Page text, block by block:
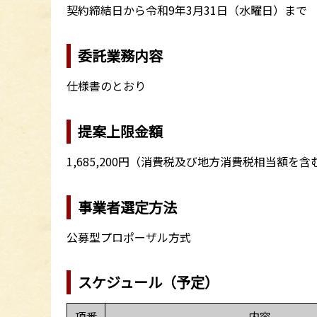
契約締結日から令和9年3月31日（水曜日）まで
委託業務内容
仕様書のとおり
提案上限金額
1,685,200円（消費税及び地方消費税相当額を含
事業者選定方法
公募型プロポーザル方式
スケジュール（予定）